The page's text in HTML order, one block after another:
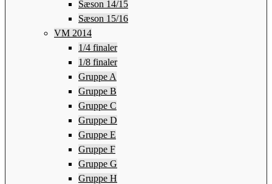
Sæson 14/15
Sæson 15/16
VM 2014
1/4 finaler
1/8 finaler
Gruppe A
Gruppe B
Gruppe C
Gruppe D
Gruppe E
Gruppe F
Gruppe G
Gruppe H